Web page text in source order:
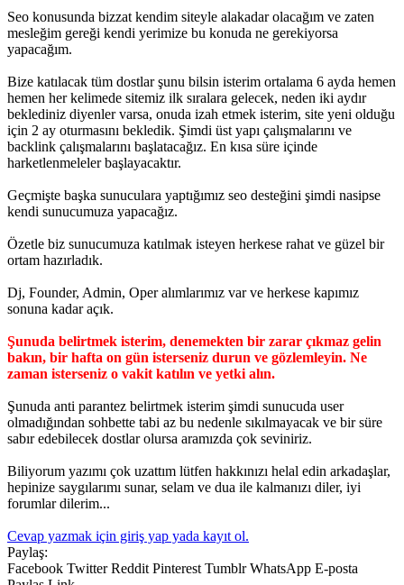
Seo konusunda bizzat kendim siteyle alakadar olacağım ve zaten
mesleğim gereği kendi yerimize bu konuda ne gerekiyorsa
yapacağım.
Bize katılacak tüm dostlar şunu bilsin isterim ortalama 6 ayda hemen
hemen her kelimede sitemiz ilk sıralara gelecek, neden iki aydır
beklediniz diyenler varsa, onuda izah etmek isterim, site yeni olduğu
için 2 ay oturmasını bekledik. Şimdi üst yapı çalışmalarını ve
backlink çalışmalarını başlatacağız. En kısa süre içinde
harketlenmeleler başlayacaktır.
Geçmişte başka sunuculara yaptığımız seo desteğini şimdi nasipse
kendi sunucumuza yapacağız.
Özetle biz sunucumuza katılmak isteyen herkese rahat ve güzel bir
ortam hazırladık.
Dj, Founder, Admin, Oper alımlarımız var ve herkese kapımız
sonuna kadar açık.
Şunuda belirtmek isterim, denemekten bir zarar çıkmaz gelin
bakın, bir hafta on gün isterseniz durun ve gözlemleyin. Ne
zaman isterseniz o vakit katılın ve yetki alın.
Şunuda anti parantez belirtmek isterim şimdi sunucuda user
olmadığından sohbette tabi az bu nedenle sıkılmayacak ve bir süre
sabır edebilecek dostlar olursa aramızda çok seviniriz.
Biliyorum yazımı çok uzattım lütfen hakkınızı helal edin arkadaşlar,
hepinize saygılarımı sunar, selam ve dua ile kalmanızı diler, iyi
forumlar dilerim...
Cevap yazmak için giriş yap yada kayıt ol.
Paylaş:
Facebook Twitter Reddit Pinterest Tumblr WhatsApp E-posta